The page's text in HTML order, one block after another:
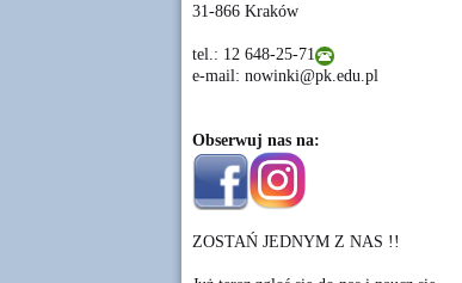
31-866 Kraków
tel.: 12 648-25-71
e-mail: nowinki@pk.edu.pl
Obserwuj nas na:
ZOSTAŃ JEDNYM Z NAS !!